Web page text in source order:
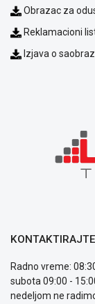
Blog
Saobraznost
kvara
privatnosti
Politika
o
Obrazac za
Reklamacioni
Izjava o
Radno vreme:
subota 09:00 -
nedeljom ne